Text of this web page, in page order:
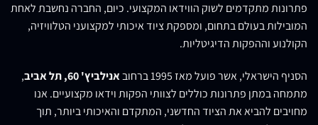
פתרונות מתקדמים לשוק הווידאו המקצועי. כיום, החברה נחשבת לאחת
המובילות בעולם בתחום, ומספקת ציוד איכותי למקצועני הטלוויזיה,
הקולנוע וההפקות הדיגיטליות.
הסניף הישראלי, אשר פועל מאז 1995 ברחוב אנילביץ' 60, תל אביב
,
מתמחה במתן פתרונות כוללים לצוותי הפקות וידאו מקצועיים. אנו
מחויבים להביא את הציוד החדשני, המתקדם והאיכותי ביותר, תוך